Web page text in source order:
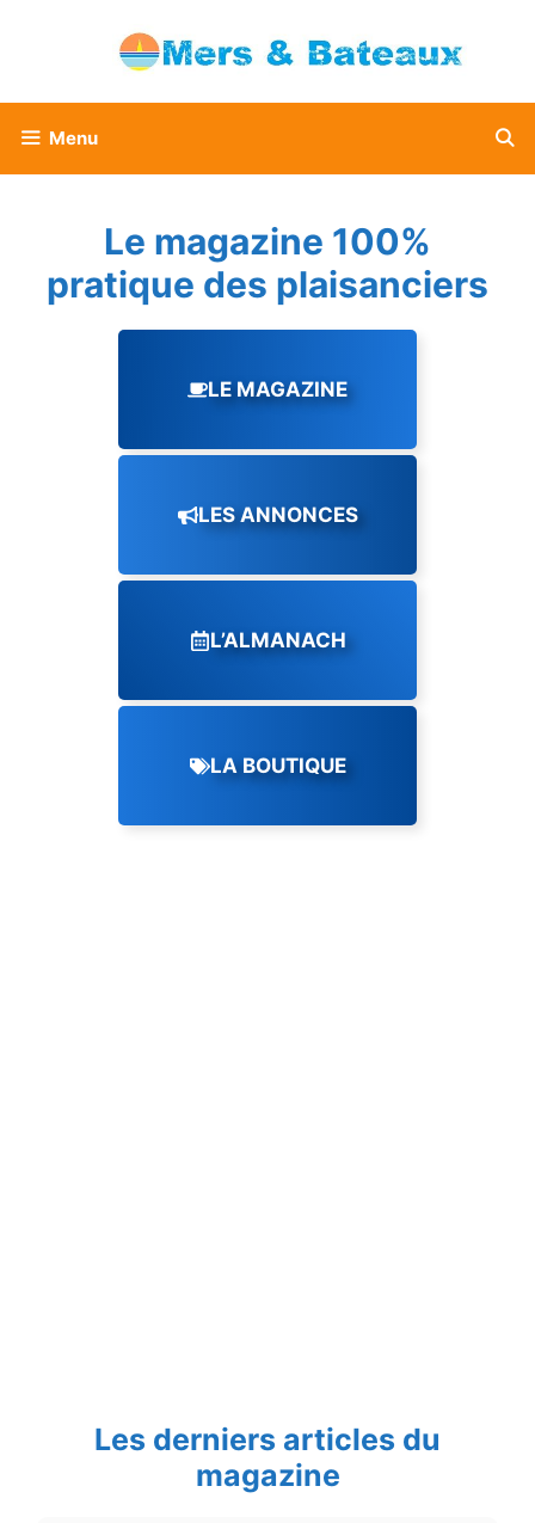
Menu
Le magazine 100%
pratique des plaisanciers
LE MAGAZINE
LES ANNONCES
L’ALMANACH
LA BOUTIQUE
Les derniers articles du
magazine